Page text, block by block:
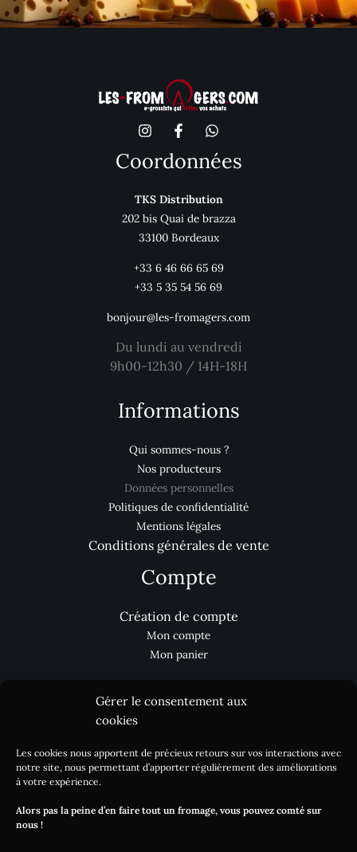
Gérer le consentement aux
cookies
Les cookies nous apportent de précieux retours sur vos interactions avec
notre site, nous permettant d’apporter régulièrement des améliorations
à votre expérience.
Alors pas la peine d’en faire tout un fromage, vous pouvez comté sur
nous !
Coordonnées
TKS Distribution
202 bis Quai de brazza
33100 Bordeaux
+33 6 46 66 65 69
+33 5 35 54 56 69
bonjour@les-fromagers.com
Du lundi au vendredi
9h00-12h30 / 14H-18H
Informations
Qui sommes-nous ?
Nos producteurs
Données personnelles
Politiques de confidentialité
Mentions légales
Conditions générales de vente
Compte
Création de compte
Mon compte
Mon panier
Nous contacter
Processus de commande
Livraison / DLC